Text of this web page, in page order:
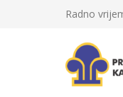
Radno